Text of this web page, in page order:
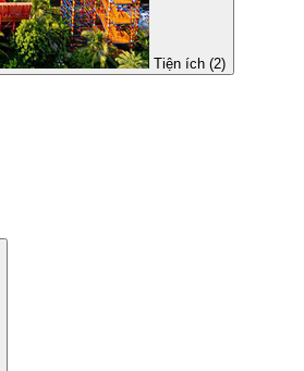
Tiện ích (2)